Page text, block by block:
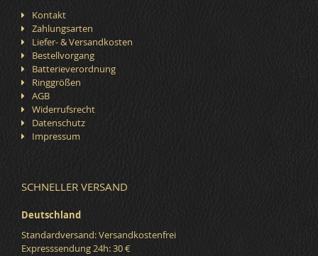
Kontakt
Zahlungsarten
Liefer- & Versandkosten
Bestellvorgang
Batterieverordnung
Ringgrößen
AGB
Widerrufsrecht
Datenschutz
Impressum
SCHNELLER VERSAND
Deutschland
Standardversand: Versandkostenfrei
Expresssendung 24h: 30 €